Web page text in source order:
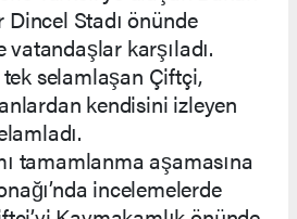
Dincel Stadı önünde
karşıladı.
selamlaşan Çiftçi,
kendisini izleyen
tamamlanma aşamasına
incelemelerde